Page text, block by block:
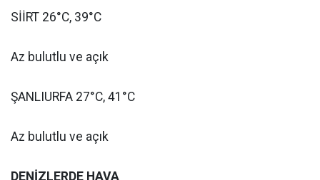
SİİRT 26°C, 39°C
Az bulutlu ve açık
ŞANLIURFA 27°C, 41°C
Az bulutlu ve açık
DENİZLERDE HAVA